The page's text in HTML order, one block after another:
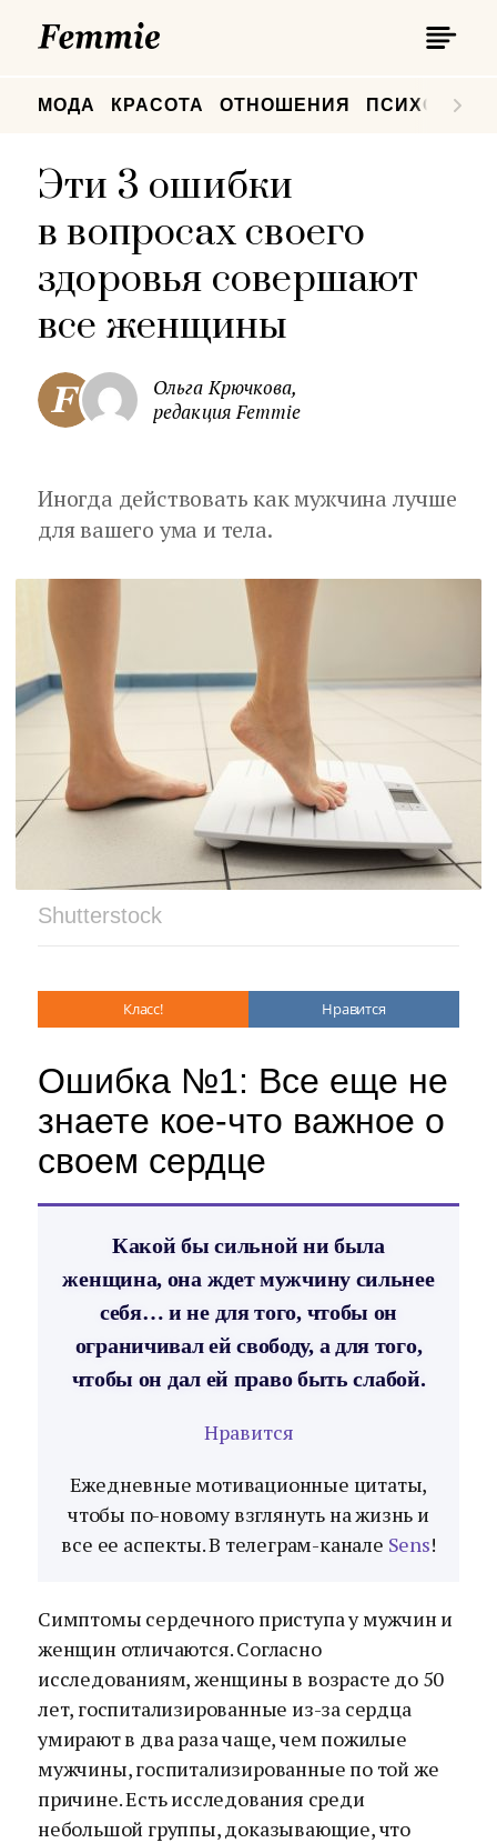
МОДА КРАСОТА ОТНОШЕНИЯ
Эти 3 ошибки
в вопросах своего
здоровья совершают
все женщины
Ольга Крючкова,
редакция Femmie
Иногда действовать как мужчина лучше
для вашего ума и тела.
Shutterstock
Класс! Нравится
Ошибка №1: Все еще не
знаете кое-что важное о
своем сердце
Какой бы сильной ни была
женщина, она ждет мужчину сильнее
себя… и не для того, чтобы он
ограничивал ей свободу, а для того,
чтобы он дал ей право быть слабой.
Нравится
Ежедневные мотивационные цитаты,
чтобы по-новому взглянуть на жизнь и
все ее аспекты. В телеграм-канале Sens!
Симптомы сердечного приступа у мужчин и
женщин отличаются. Согласно
исследованиям, женщины в возрасте до 50
лет, госпитализированные из-за сердца
умирают в два раза чаще, чем пожилые
мужчины, госпитализированные по той же
причине. Есть исследования среди
небольшой группы, доказывающие, что